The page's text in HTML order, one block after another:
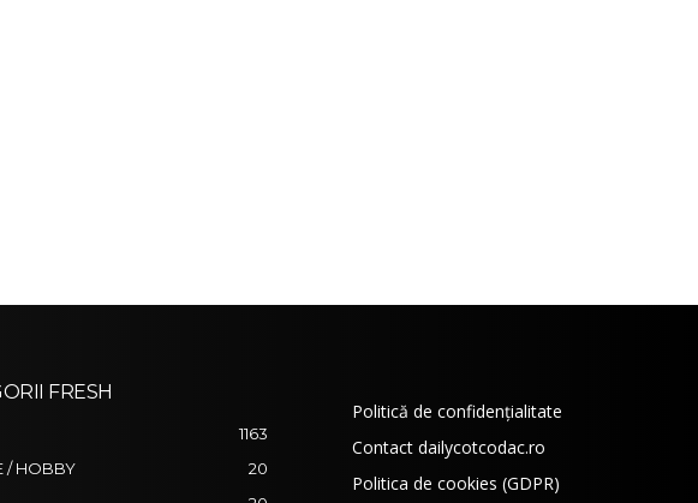
FRESH
1163
/ HOBBY
20
Politică de confidențialitate
Contact dailycotcodac.ro
Politica de cookies (GDPR)